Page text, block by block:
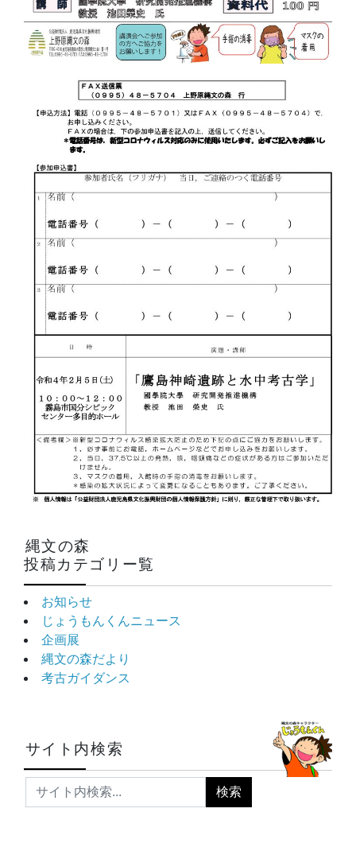
縄文の森
投稿カテゴリー覧
お知らせ
じょうもんくんニュース
企画展
縄文の森だより
考古ガイダンス
サイト内検索